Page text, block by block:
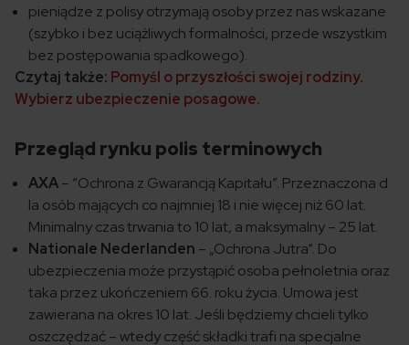
pieniądze z polisy otrzymają osoby przez nas wskazane
(szybko i bez uciążliwych formalności, przede wszystkim
bez postępowania spadkowego).
Czytaj także: Pomyśl o przyszłości swojej rodziny.
Wybierz ubezpieczenie posagowe.
Przegląd rynku polis terminowych
AXA– ​”Ochrona z Gwarancją Kapitału”. Przeznaczona d​
la osób mających co najmniej 18 i nie więcej niż 60 lat.
Minimalny czas trwania to 10 lat, a maksymalny – 25 lat.
Nationale Nederlanden – „Ochrona Jutra”. Do
ubezpieczenia może przystąpić osoba pełnoletnia oraz
taka przez ukończeniem 66. roku życia. Umowa jest
zawierana na okres 10 lat. Jeśli będziemy chcieli tylko
oszczędzać – wtedy część składki trafi na specjalne